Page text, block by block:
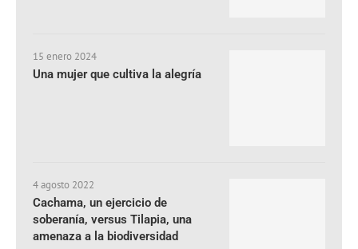
15 enero 2024
Una mujer que cultiva la alegría
4 agosto 2022
Cachama, un ejercicio de
soberanía, versus Tilapia, una
amenaza a la biodiversidad